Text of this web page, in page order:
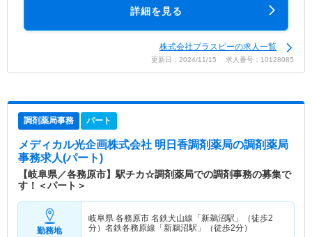
詳細を見る
株式会社プラスピーの求人一覧
更新日：2024/11/15 求人番号：10128085
調剤薬局事務 パート
メディカル光企画株式会社 明日香調剤薬局の調剤薬局
事務求人(パート)
【岐阜県／各務原市】駅チカ☆調剤薬局での調剤事務の募集で
す！＜パート＞
勤務地
岐阜県 各務原市 名鉄犬山線「新鵜沼駅」（徒歩2
分）名鉄各務原線「新鵜沼駅」（徒歩2分）